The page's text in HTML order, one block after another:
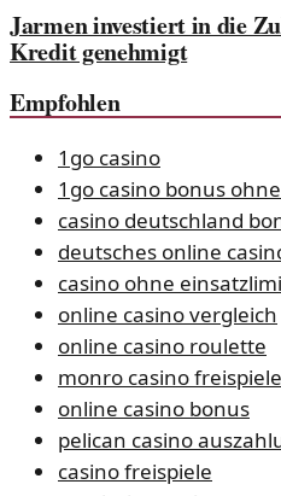
Jarmen investiert in die
Kredit genehmigt
Empfohlen
1go casino
1go casino bonus
casino deutschland
deutsches online
casino ohne
online casino vergleich
online casino roulette
monro casino freispiele
online casino bonus
pelican casino
casino freispiele